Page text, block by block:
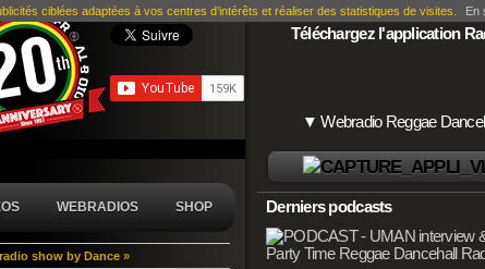
WEBRADIOS SHOP
show by Dance »
Téléchargez l'application
▼ Webradio Reggae
Derniers podcasts
ciblées adaptées à vos centres d’intérêts et réaliser des statistiques de visites. En